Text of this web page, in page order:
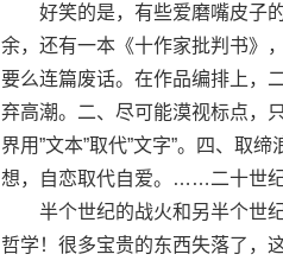
好笑的是，有些爱磨嘴皮子的
余，还有一本《十作家批判书》
要么连篇废话。在作品编排上，
弃高潮。二、尽可能漠视标点，
界用”文本”取代”文字”。四、取
想，自恋取代自爱。……二十世纪
半个世纪的战火和另半个世纪
哲学！很多宝贵的东西失落了，